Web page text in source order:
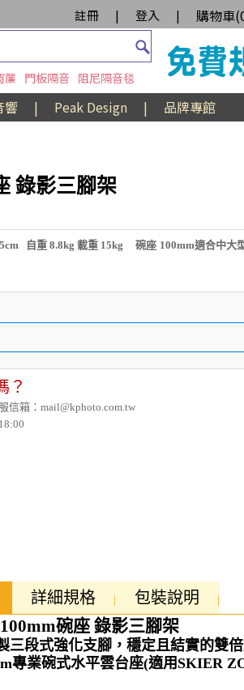
註冊 | 登入 | 購物車(
簾 門板隔音 阻尼隔音毯
響 | Peak Design | 品牌專館
錄影三腳架
自重 8.8kg 載重 15kg 碗座 100mm適合中大
？
信箱：mail@kphoto.com.tw
詳細規格 包裝說明
碗座 錄影三腳架
三段式強化支腳，穩定且結實的雙
專業碗式水平雲台座(適用SKIER